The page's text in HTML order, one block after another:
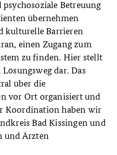
Betreuung
übernehmen
kulturelle Barrieren
einen Zugang zum
zu finden. Hier stellt
dar. Das
über die
vor Ort organisiert und
Koordination haben wir
Bad Kissingen und
und Ärzten